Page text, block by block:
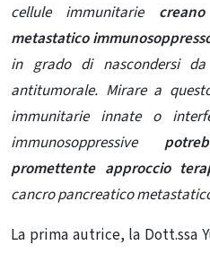
cellule immunitarie
metastatico
in grado di nascondersi
antitumorale. Mirare a
immunitarie innate o
immunosoppressive
promettente approccio
cancro pancreatico
La prima autrice, la Dott.ssa